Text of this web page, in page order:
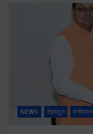
NEWS देहरादून मनोरंजन